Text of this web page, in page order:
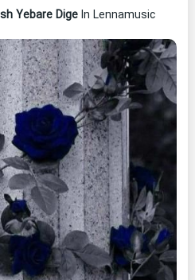
Yebare DigeIn Lennamusic